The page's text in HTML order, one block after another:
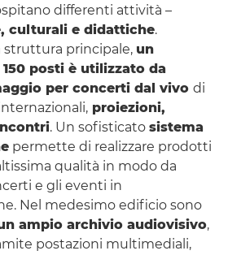
differenti attività –
culturali e didattiche.
struttura principale, un
posti è utilizzato da
per concerti dal vivo di
proiezioni,
. Un sofisticato sistema
permette di realizzare prodotti
qualità in modo da
e gli eventi in
Nel medesimo edificio sono
ampio archivio audiovisivo,
postazioni multimediali,